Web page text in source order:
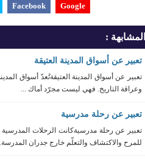
Google
Facebook
:
تعبير عن أسواق المدينة العتيقة
تعبير عن أسواق المدينة العتيقةتُعدّ أسواق
وعراقة التاريخ. فهي ليست مجرّد أماك ...
تعبير عن رحلة مدرسية
تعبير عن رحلة مدرسيةكانت الرحلات
للمرح والاكتشاف والتعلّم خارج جدران المدرسة.